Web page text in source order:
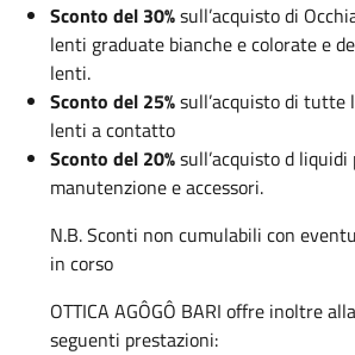
Sconto del 30%sull’acquisto di
lenti graduate bianche e colorate e
lenti.
Sconto del 25%sull’acquisto di tutte
lenti a contatto
Sconto del 20%sull’acquisto d liquidi
manutenzione e accessori.
N.B. Sconti non cumulabili con
in corso
OTTICA AGÔGÔ BARI offre inoltre
seguenti prestazioni: